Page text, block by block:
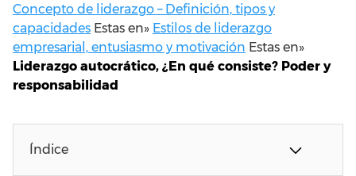
Concepto de liderazgo – Definición, tipos y
capacidades Estas en» Estilos de liderazgo
empresarial, entusiasmo y motivación Estas en»
Liderazgo autocrático, ¿En qué consiste? Poder y
responsabilidad
Índice